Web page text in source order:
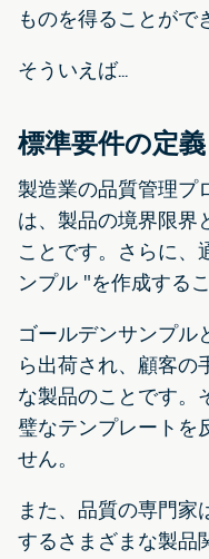
ものを得ることがで
そういえば...
標準要件の定義
製造業の品質管理プ
は、製品の境界限界
ことです。さらに、
ンプル "を作成する
ゴールデンサンプル
ら出荷され、顧客の
な製品のことです。
璧なテンプレートを
せん。
また、品質の専門家
するさまざまな製品